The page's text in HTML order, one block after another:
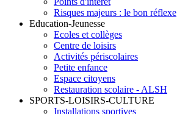
Risques majeurs : le bon réflexe
Education-Jeunesse
Ecoles et collèges
Centre de loisirs
Activités périscolaires
Petite enfance
Espace citoyens
Restauration scolaire - ALSH
SPORTS-LOISIRS-CULTURE
Installations sportives